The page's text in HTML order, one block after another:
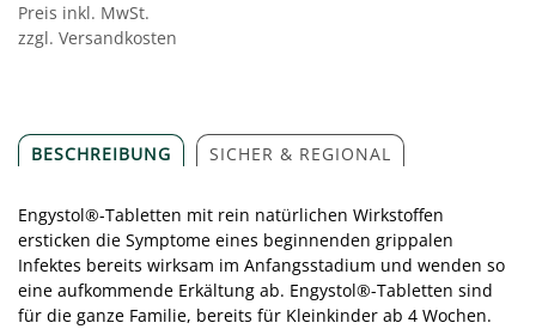
Preis inkl. MwSt.
zzgl. Versandkosten
BESCHREIBUNG SICHER & REGIONAL
Engystol®-Tabletten mit rein natürlichen Wirkstoffen
ersticken die Symptome eines beginnenden grippalen
Infektes bereits wirksam im Anfangsstadium und wenden so
eine aufkommende Erkältung ab. Engystol®-Tabletten sind
für die ganze Familie, bereits für Kleinkinder ab 4 Wochen.